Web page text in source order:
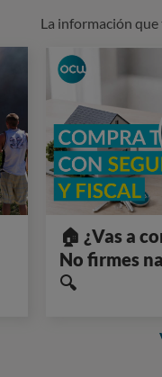
La información que
🏠 ¿Vas a
No firmes
🔍